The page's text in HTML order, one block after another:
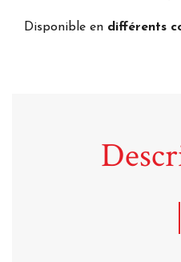
Disponible en différents